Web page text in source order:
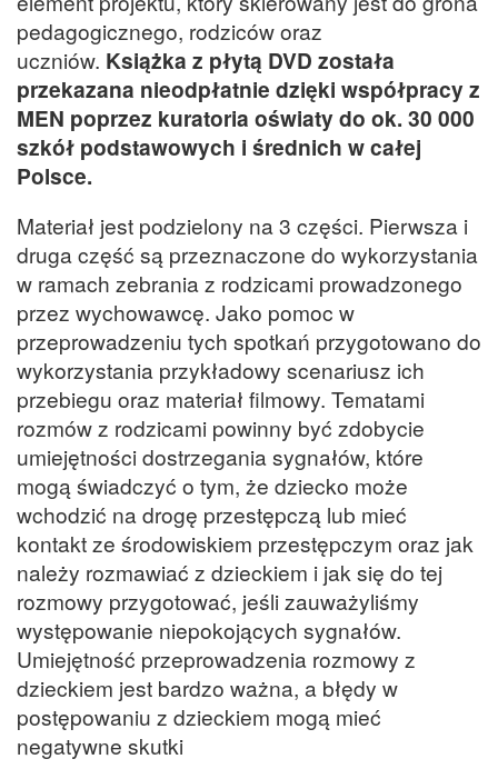
pedagogicznego, rodziców oraz
uczniów. Książka z płytą DVD została
przekazana nieodpłatnie dzięki współpracy z
MEN poprzez kuratoria oświaty do ok. 30 000
szkół podstawowych i średnich w całej
Polsce.
Materiał jest podzielony na 3 części. Pierwsza i
druga część są przeznaczone do wykorzystania
w ramach zebrania z rodzicami prowadzonego
przez wychowawcę. Jako pomoc w
przeprowadzeniu tych spotkań przygotowano do
wykorzystania przykładowy scenariusz ich
przebiegu oraz materiał filmowy. Tematami
rozmów z rodzicami powinny być zdobycie
umiejętności dostrzegania sygnałów, które
mogą świadczyć o tym, że dziecko może
wchodzić na drogę przestępczą lub mieć
kontakt ze środowiskiem przestępczym oraz jak
należy rozmawiać z dzieckiem i jak się do tej
rozmowy przygotować, jeśli zauważyliśmy
występowanie niepokojących sygnałów.
Umiejętność przeprowadzenia rozmowy z
dzieckiem jest bardzo ważna, a błędy w
postępowaniu z dzieckiem mogą mieć
negatywne skutki